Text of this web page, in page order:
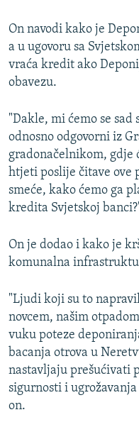
On navodi kako je
a u ugovoru sa
vraća kredit ako
obavezu.
"Dakle, mi ćemo se
odnosno odgovorni iz
gradonačelnikom, gdje
htjeti poslije čitave ove
smeće, kako ćemo ga
kredita Svjetskoj
On je dodao i kako je
komunalna
"Ljudi koji su to
novcem, našim
vuku poteze
bacanja otrova u
nastavljaju prešućivati
sigurnosti i
on.